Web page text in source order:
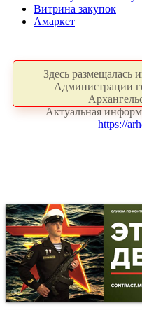
Витрина закупок
Амаркет
Здесь размещалась
Администрации
Актуальная
https://